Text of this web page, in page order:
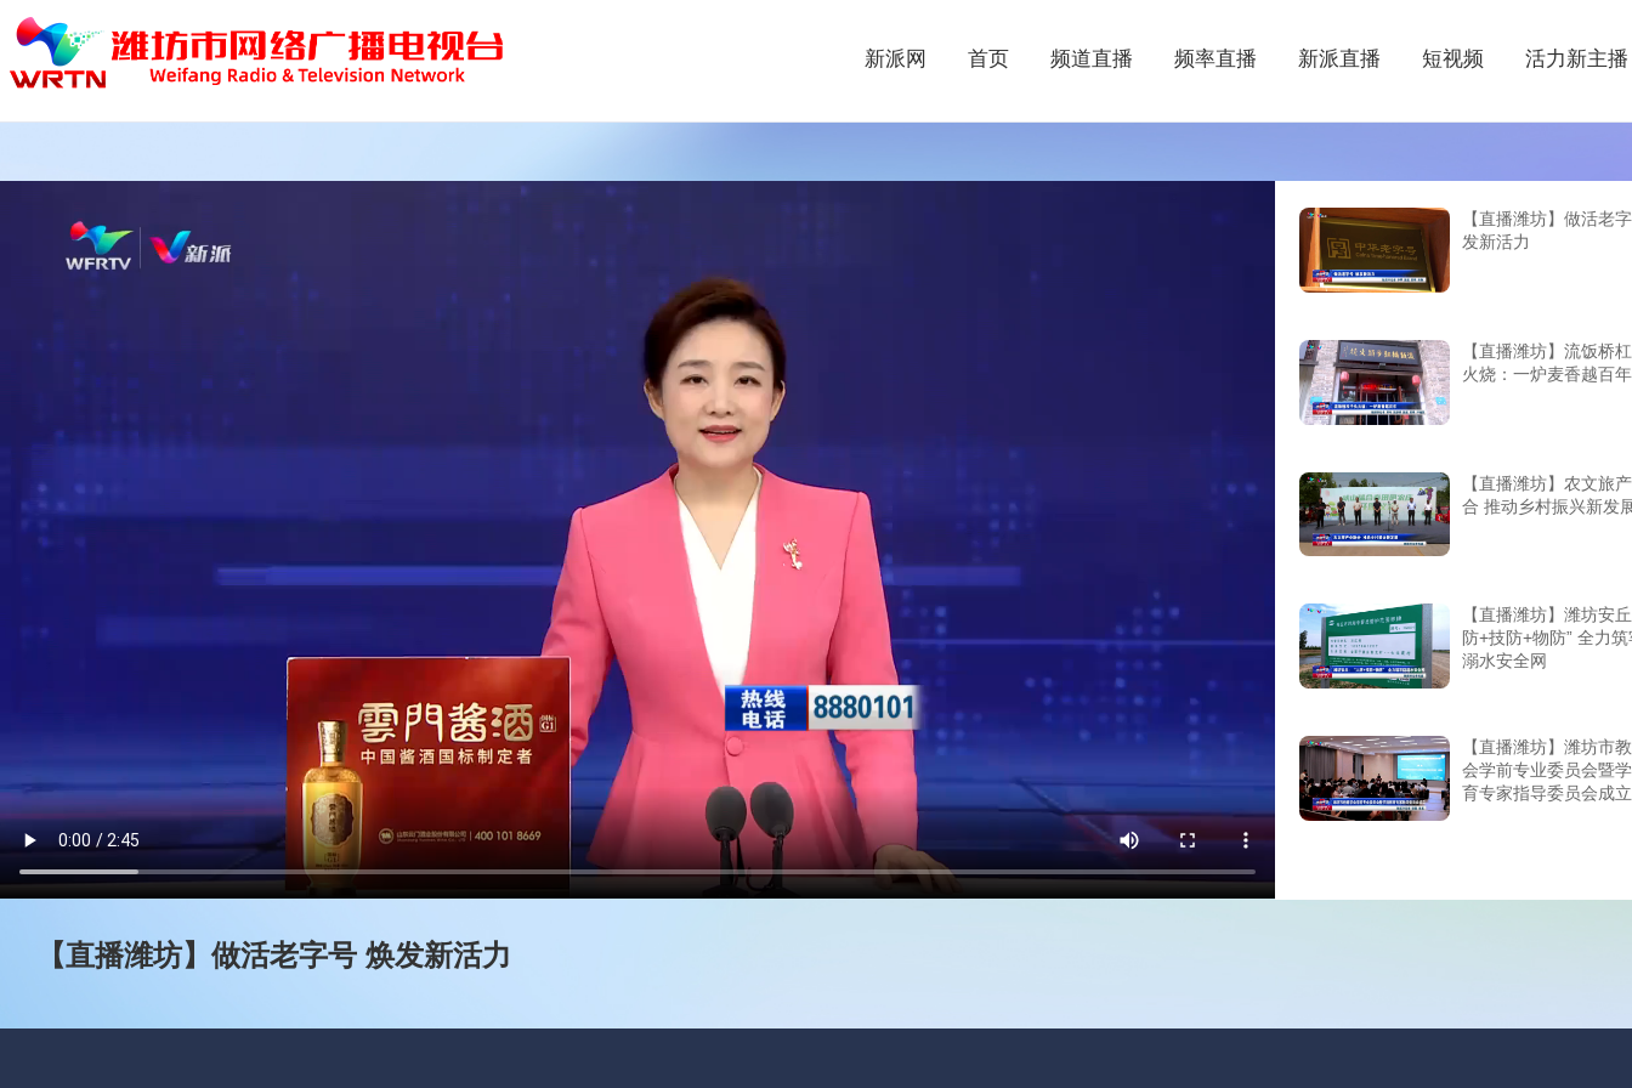
新派网 首页 频道直播 频率直播 新派直播 短视频 活力新主播
【直播潍坊】做活老字号 焕发新活力
【直播潍坊】做活老
发新活力
【直播潍坊】流饭桥
火烧：一炉麦香越百年
【直播潍坊】农文旅
合 推动乡村振兴新发
【直播潍坊】潍坊安
防+技防+物防” 全力
溺水安全网
【直播潍坊】潍坊市
会学前专业委员会暨
育专家指导委员会成立